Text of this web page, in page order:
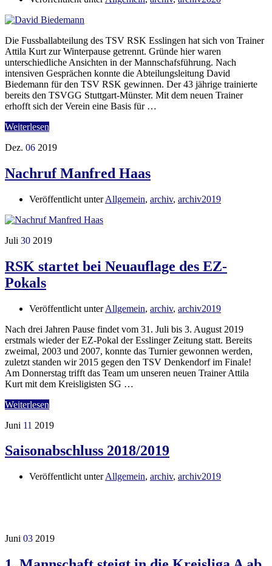
Die Fussballabteilung des TSV RSK Esslingen hat sich von Trainer
Attila Kurt zur Winterpause getrennt. Gründe hier waren
unterschiedliche Ansichten in der Mannschafsführung. Nach
intensiven Gesprächen konnte die Abteilungsleitung David
Biedemann für den TSV RSK gewinnen. Der 43 jährige trainierte
bereits den TSVGG Stuttgart-Münster. Mit dem neuen Trainer
erhofft sich der Verein eine Basis für …
Weiterlesen
Dez. 06 2019
Nachruf Manfred Haas
Veröffentlicht unterAllgemein, archiv, archiv2019
Juli 30 2019
RSK startet bei Neuauflage des EZ-
Pokals
Veröffentlicht unterAllgemein, archiv, archiv2019
Nach drei Jahren Pause findet vom 31. Juli bis 3. August 2019
erstmals wieder der EZ-Pokal der Esslinger Zeitung statt. Bereits
zweimal, 2003 und 2007, konnte das Turnier gewonnen werden,
zuletzt standen wir 2015 gegen den TSV Denkendorf im Finale!
Am Donnerstag trifft das Team um unseren neuen Trainer Attila
Kurt mit dem Kreisligisten SG …
Weiterlesen
Juni 11 2019
Saisonabschluss 2018/2019
Veröffentlicht unterAllgemein, archiv, archiv2019
Juni 03 2019